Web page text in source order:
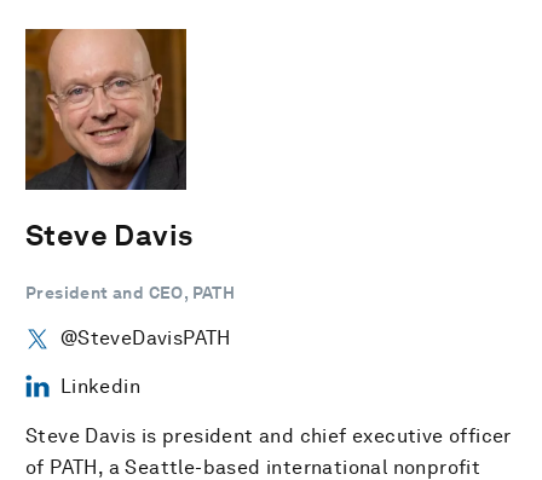
Steve Davis
President and CEO, PATH
@SteveDavisPATH
Linkedin
Steve Davis is president and chief executive officer
of PATH, a Seattle-based international nonprofit